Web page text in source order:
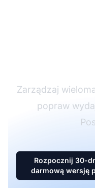
Zarządzaj
popraw
Rozpocznij 30-
darmową wersję